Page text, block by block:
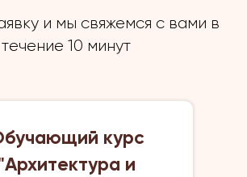
всю жизнь.
и мы свяжемся с вами в
течение 10 минут
курс
и